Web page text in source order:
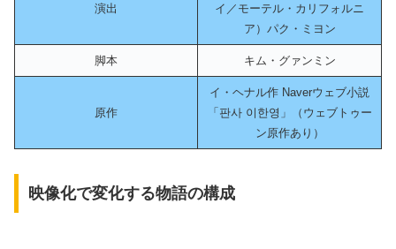
演出
イ／モーテル・カリフォルニ
ア）パク・ミヨン
脚本 キム・グァンミン
原作
イ・ヘナル作 Naverウェブ小説
「판사 이한영」（ウェブトゥー
ン原作あり）
映像化で変化する物語の構成